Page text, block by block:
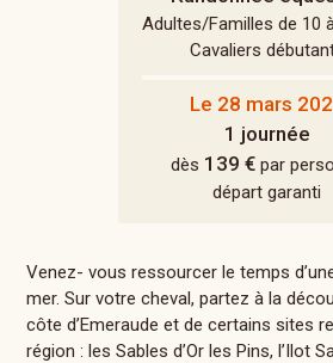
Adultes/Familles de 10
Cavaliers
Le 28 mars
1 journée
dès 139 €par
départ garanti
Venez- vous ressourcer le temps
mer. Sur votre cheval, partez à la
côte d’Emeraude et de certains sites
région : les Sables d’Or les Pins, l’Ilot